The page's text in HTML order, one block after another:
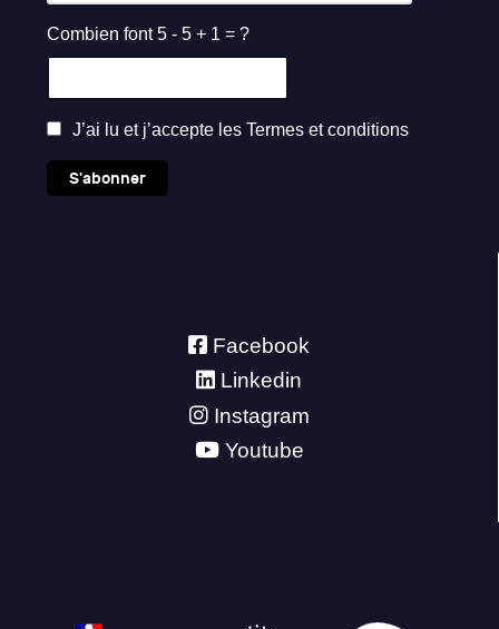
Combien font 5 - 5 + 1 = ?
J’ai lu et j’accepte les Termes et conditions
S'abonner
Facebook
Linkedin
Instagram
Youtube